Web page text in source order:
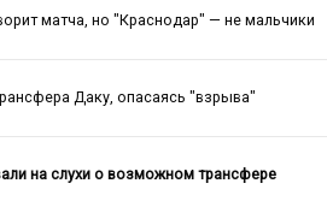
матча, но "Краснодар" — не мальчики
Даку, опасаясь "взрыва"
на слухи о возможном трансфере